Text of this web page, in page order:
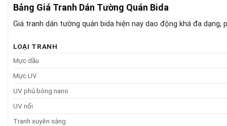
Bảng Giá Tranh Dán Tường Quán Bida
Giá tranh dán tường quán bida hiện nay dao động khá đa
LOẠI TRANH
Mực dầu
Mực UV
UV phủ bóng nano
UV nổi
Tranh xuyên sáng